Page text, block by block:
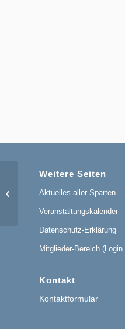
Weitere Seiten
Aktuelles aller Sparten
Veranstaltungskalender
Datenschutz-Erklärung
Mitglieder-Bereich
Kontakt
Kontaktformular
Hallentraining: Fit mit Maggie